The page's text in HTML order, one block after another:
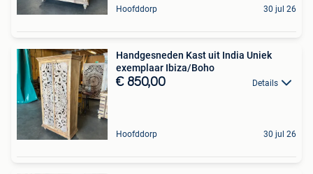
Hoofddorp 30 jul 26
Handgesneden Kast uit India Uniek
exemplaar Ibiza/Boho
€ 850,00 Details
Hoofddorp 30 jul 26